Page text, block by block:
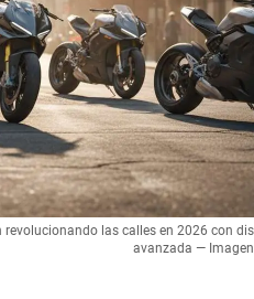
las calles en 2026 con
avanzada —